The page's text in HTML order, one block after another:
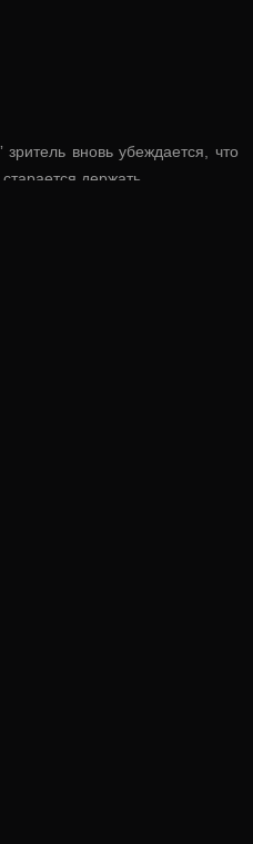
вновь убеждается, что
держать …